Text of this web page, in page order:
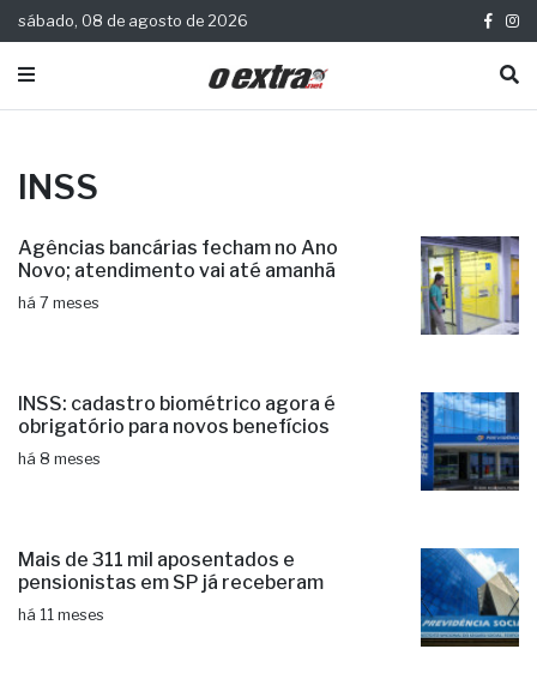
sábado, 08 de agosto de 2026
INSS
Agências bancárias fecham no Ano
Novo; atendimento vai até amanhã
há 7 meses
INSS: cadastro biométrico agora é
obrigatório para novos benefícios
há 8 meses
Mais de 311 mil aposentados e
pensionistas em SP já receberam
há 11 meses